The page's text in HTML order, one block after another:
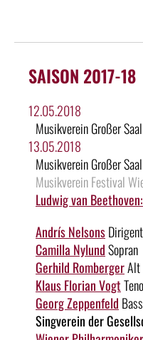
SAISON 2017-18
12.05.2018
Musikverein Großer Saal
13.05.2018
Musikverein Großer Saal
Musikverein Festival
Ludwig van Beethoven:
Andrís NelsonsDirigent
Camilla NylundSopran
Gerhild RombergerAlt
Klaus Florian Vogt
Georg Zeppenfeld Bass
Singverein der